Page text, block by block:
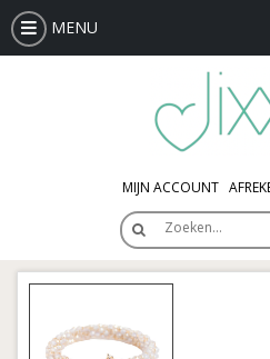
MENU
MIJN ACCOUNT
Zoeken…